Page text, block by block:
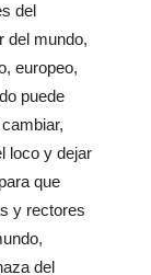
del
del mundo,
europeo,
puede
loco y dejar
que
y rectores
del